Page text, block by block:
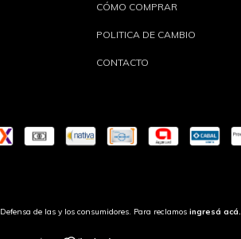
CÓMO COMPRAR
POLITICA DE CAMBIO
CONTACTO
Defensa de las y los consumidores. Para reclamos ingresá acá.